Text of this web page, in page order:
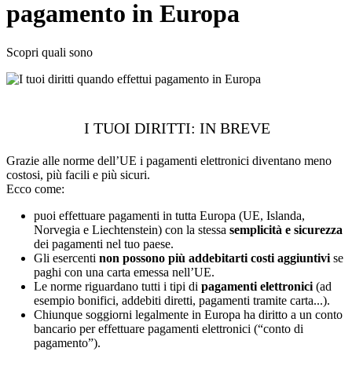
pagamento in Europa
Scopri quali sono
I TUOI DIRITTI: IN BREVE
Grazie alle norme dell’UE i pagamenti elettronici diventano meno
costosi, più facili e più sicuri.
Ecco come:
puoi effettuare pagamenti in tutta Europa (UE, Islanda,
Norvegia e Liechtenstein) con la stessa semplicità e sicurezza
dei pagamenti nel tuo paese.
Gli esercenti non possono più addebitarti costi aggiuntivi se
paghi con una carta emessa nell’UE.
Le norme riguardano tutti i tipi di pagamenti elettronici (ad
esempio bonifici, addebiti diretti, pagamenti tramite carta...).
Chiunque soggiorni legalmente in Europa ha diritto a un conto
bancario per effettuare pagamenti elettronici (“conto di
pagamento”).